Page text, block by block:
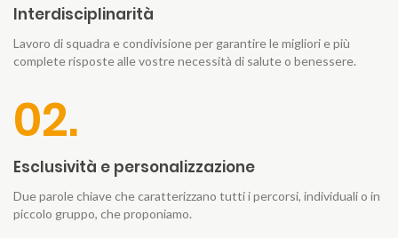
Interdisciplinarità
Lavoro di squadra e condivisione per garantire le migliori e più
complete risposte alle vostre necessità di salute o benessere.
02.
Esclusività e personalizzazione
Due parole chiave che caratterizzano tutti i percorsi, individuali o in
piccolo gruppo, che proponiamo.